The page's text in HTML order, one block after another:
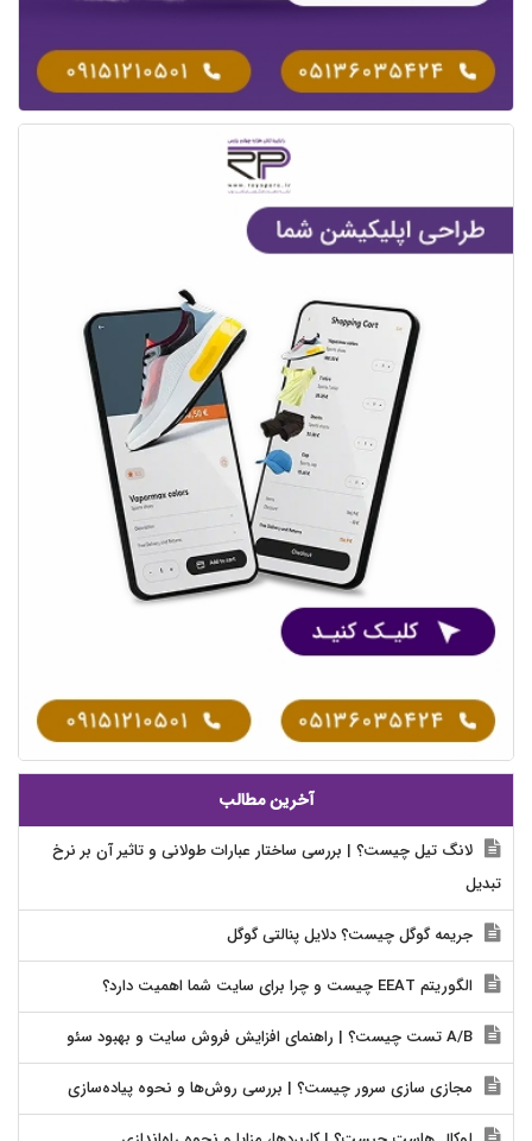
آخرین مطالب
لانگ تیل چیست؟ | بررسی ساختار عبارات طولانی و تاثیر آن بر نرخ
تبدیل
جریمه گوگل چیست؟ دلایل پنالتی گوگل
الگوریتم EEAT چیست و چرا برای سایت شما اهمیت دارد؟
مجازی سازی سرور چیست؟ | بررسی روش‌ها و نحوه پیاده‌سازی